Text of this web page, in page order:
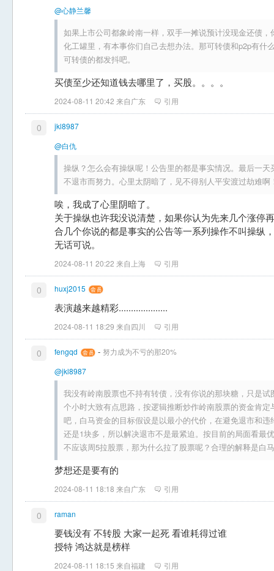
@心静兰馨
如果上市公司都象岭南一样，双手一摊说预计没现金还债
化工罐里，有本事你们自己去想办法。那可转债和p2p有什
可转债的都发抖吧。
买债至少还知道钱去哪里了，买股。。。。
2024-08-11 20:42 来自广东 引用
0
jkl8987
@白仇
操纵？怎么会有操纵呢！公告里的都是事实情况。最后一
不退市而努力。心里太阴暗了，见不得别人平安渡过劫难啊
唉，我成了心里阴暗了。
关于操纵也许我没说清楚，如果你认为先来几个涨停
合几个你说的都是事实的公告等一系列操作不叫操纵
无话可说。
2024-08-11 20:22 来自上海 引用
0 huxj2015
表演越来越精彩....................
2024-08-11 18:29 来自四川 引用
0 fengqd - 努力成为不亏的那20%
@jkl8987
我没有岭南股票也不持有转债，没有你说的那块糖，只是
个小时大致有点思路，按逻辑推断炒作岭南股票的资金肯
吧，白马资金的目标假设是以最小的代价，在避免退市和
还是1块多，所以解决退市不是最紧迫。按目前的局面看最
不应该周5拉股票，那为什么拉了股票呢？合理的解释是白
梦想还是要有的
2024-08-11 18:18 来自广东 引用
0 raman
要钱没有 不转股 大家一起死 看谁耗得过谁
授特 鸿达就是榜样
2024-08-11 18:15 来自福建 引用